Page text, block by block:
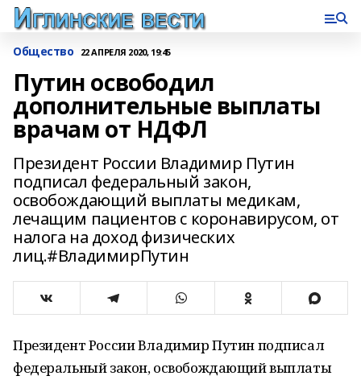
Общество 22 АПРЕЛЯ 2020, 19:45
Путин освободил
дополнительные выплаты
врачам от НДФЛ
Президент России Владимир Путин
подписал федеральный закон,
освобождающий выплаты медикам,
лечащим пациентов с коронавирусом, от
налога на доход физических
лиц.#ВладимирПутин
Президент России Владимир Путин подписал
федеральный закон, освобождающий выплаты